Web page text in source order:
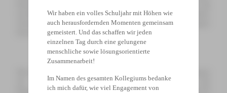
beschäftigten sich die 6. Klassen intensiv mit Mauern in den Köpfen,
Vorurteilen und Ausgrenzung, um gemeinsam ein Zeichen gegen
Rassismus und Diskriminierung zu setzen.
die Präsentation des Projekttages. Eingeladen waren alle
Klassensprecher*innen, Stufensprecher*innen, Vertreter*innen der SV
Wir haben ein volles Schuljahr mit Höhen wie
auch herausfordernden Momenten gemeinsam
gemeistert. Und das schaffen wir jeden
einzelnen Tag durch eine gelungene
menschliche sowie lösungsorientierte
Zusammenarbeit!
Im Namen des gesamten Kollegiums bedanke
ich mich dafür, wie viel Engagement von